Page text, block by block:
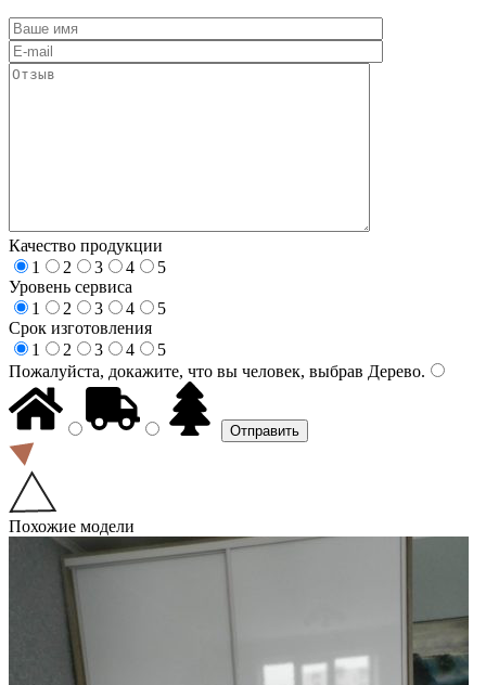
Качество продукции
1
2 3 4
5
Уровень сервиса
1
2 3 4
5
Срок изготовления
1
2 3 4
5
Пожалуйста, докажите, что вы человек, выбрав Дерево.
Похожие модели